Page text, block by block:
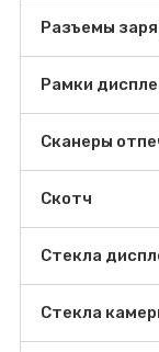
Разъемы
Рамки
Сканеры
Скотч
Стекла
Стекла